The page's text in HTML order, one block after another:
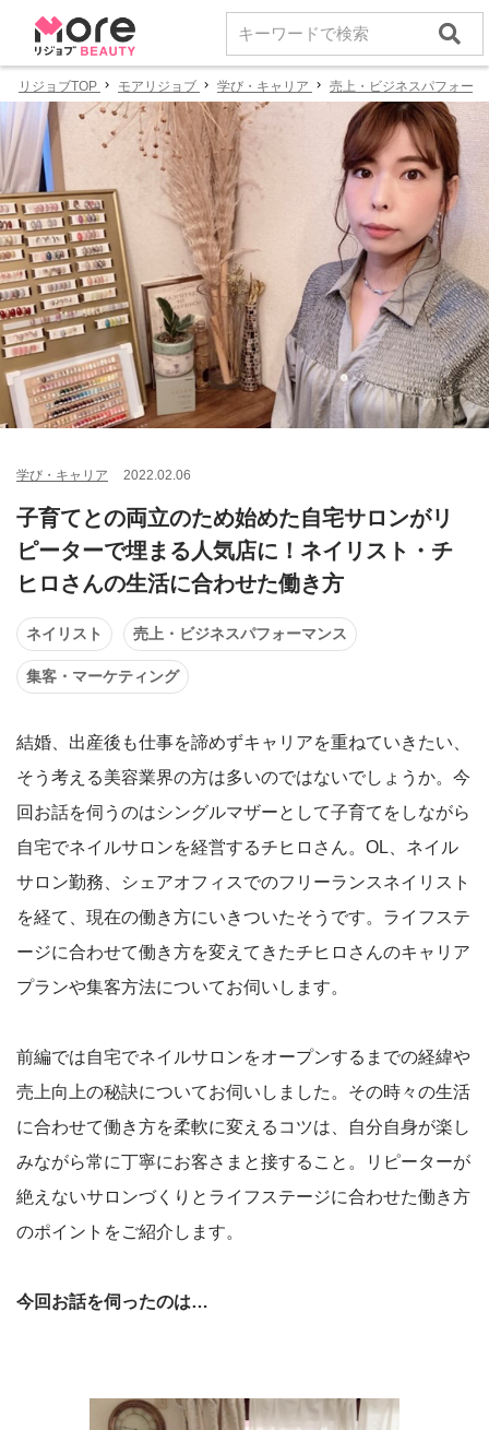
リジョブTOP モアリジョブ 学び・キャリア 売上・ビジネスパフォー
学び・キャリア 2022.02.06
子育てとの両立のため始めた自宅サロンがリ
ピーターで埋まる人気店に！ネイリスト・チ
ヒロさんの生活に合わせた働き方
ネイリスト 売上・ビジネスパフォーマンス
集客・マーケティング
結婚、出産後も仕事を諦めずキャリアを重ねていきたい、
そう考える美容業界の方は多いのではないでしょうか。今
回お話を伺うのはシングルマザーとして子育てをしながら
自宅でネイルサロンを経営するチヒロさん。OL、ネイル
サロン勤務、シェアオフィスでのフリーランスネイリスト
を経て、現在の働き方にいきついたそうです。ライフステ
ージに合わせて働き方を変えてきたチヒロさんのキャリア
プランや集客方法についてお伺いします。
前編では自宅でネイルサロンをオープンするまでの経緯や
売上向上の秘訣についてお伺いしました。その時々の生活
に合わせて働き方を柔軟に変えるコツは、自分自身が楽し
みながら常に丁寧にお客さまと接すること。リピーターが
絶えないサロンづくりとライフステージに合わせた働き方
のポイントをご紹介します。
今回お話を伺ったのは…